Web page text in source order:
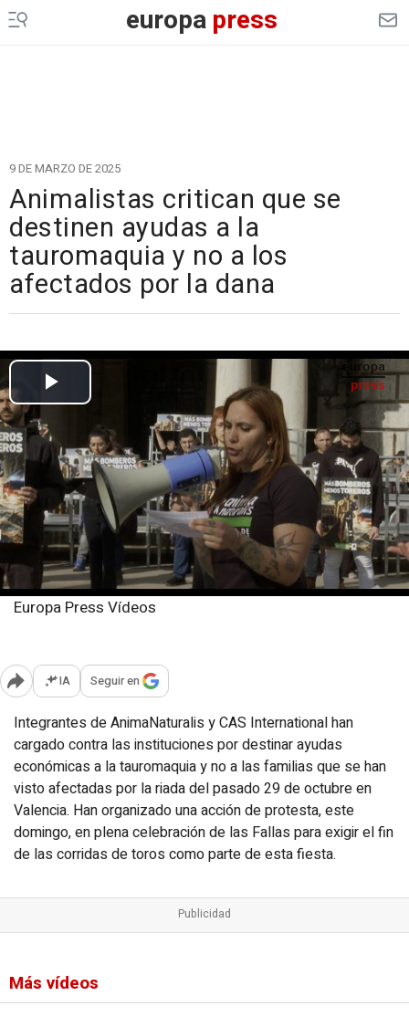
europapress
9 DE MARZO DE 2025
Animalistas critican que se
destinen ayudas a la
tauromaquia y no a los
afectados por la dana
Europa Press Vídeos
Abrir opciones para compartir
IA Seguir en
Integrantes de AnimaNaturalis y CAS International han
cargado contra las instituciones por destinar ayudas
económicas a la tauromaquia y no a las familias que se han
visto afectadas por la riada del pasado 29 de octubre en
Valencia. Han organizado una acción de protesta, este
domingo, en plena celebración de las Fallas para exigir el fin
de las corridas de toros como parte de esta fiesta.
Más vídeos